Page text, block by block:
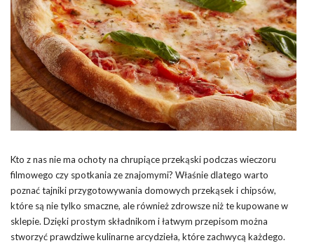
Kto z nas nie ma ochoty na chrupiące przekąski podczas wieczoru
filmowego czy spotkania ze znajomymi? Właśnie dlatego warto
poznać tajniki przygotowywania domowych przekąsek i chipsów,
które są nie tylko smaczne, ale również zdrowsze niż te kupowane w
sklepie. Dzięki prostym składnikom i łatwym przepisom można
stworzyć prawdziwe kulinarne arcydzieła, które zachwycą każdego.